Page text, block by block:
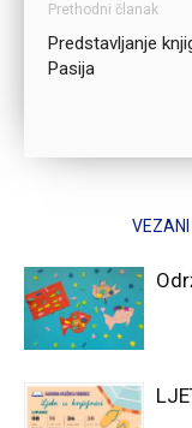
Prethodni članak
Predstavljanje
Pasija
VEZANI